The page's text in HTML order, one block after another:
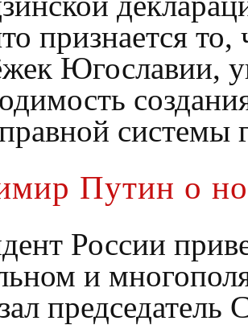
признается
Югославии,
системы
Путин о
России
и